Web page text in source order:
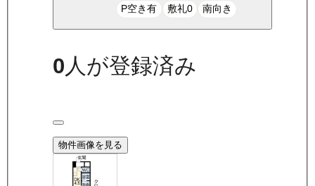
P空き有 敷礼0 南向き
0人が登録済み
物件画像を見る